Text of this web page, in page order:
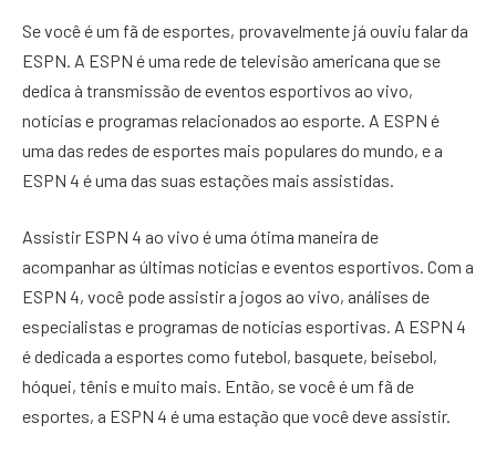
Se você é um fã de esportes, provavelmente já ouviu falar da
ESPN. A ESPN é uma rede de televisão americana que se
dedica à transmissão de eventos esportivos ao vivo,
notícias e programas relacionados ao esporte. A ESPN é
uma das redes de esportes mais populares do mundo, e a
ESPN 4 é uma das suas estações mais assistidas.
Assistir ESPN 4 ao vivo é uma ótima maneira de
acompanhar as últimas notícias e eventos esportivos. Com a
ESPN 4, você pode assistir a jogos ao vivo, análises de
especialistas e programas de notícias esportivas. A ESPN 4
é dedicada a esportes como futebol, basquete, beisebol,
hóquei, tênis e muito mais. Então, se você é um fã de
esportes, a ESPN 4 é uma estação que você deve assistir.